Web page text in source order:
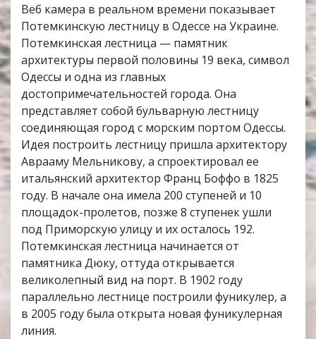
Веб камера в реальном времени показывает
Потемкинскую лестницу в Одессе на Украине.
Потемкинская лестница — памятник
архитектуры первой половины 19 века, символ
Одессы и одна из главных
достопримечательностей города. Она
представляет собой бульварную лестницу
соединяющая город с морским портом Одессы.
Идея построить лестницу пришла архитектору
Аврааму Мельникову, а спроектировал ее
итальянский архитектор Франц Боффо в 1825
году. В начале она имела 200 ступеней и 10
площадок-пролетов, позже 8 ступенек ушли
под Приморскую улицу и их осталось 192.
Потемкинская лестница начинается от
памятника Дюку, оттуда открывается
великолепный вид на порт. В 1902 году
параллельно лестнице построили фуникулер, а
в 2005 году была открыта новая фуникулерная
линия.